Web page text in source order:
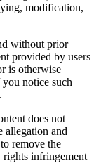
modification,
without prior
provided by users
is otherwise
notice such
does not
allegation and
remove the
rights infringement